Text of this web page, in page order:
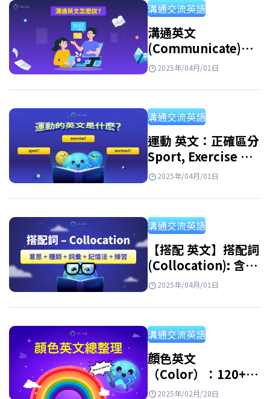
起來看看有哪些名字，或許其中就有最適合你
的那一個。 英文名字 意義 中文名 Alice 高貴、
優雅 愛麗絲 Amelia 勤奮、努力 艾蜜莉亞…
溝通交流英語
溝通英文
(Communicate)：
發音、意思、用法、
2025年/04月/01日
溝通交流英語
運動 英文：正確區分
Sport, Exercise 和
Workout
2025年/04月/01日
溝通交流英語
【搭配 英文】搭配詞
(Collocation): 含
義、常見類型、例
2025年/04月/01日
溝通交流英語
顔色英文
（Color）：120+ 種
顏色附帶發音和應用
2025年/02月/28日